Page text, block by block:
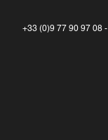
+33 (0)9 77 90 97 08 -